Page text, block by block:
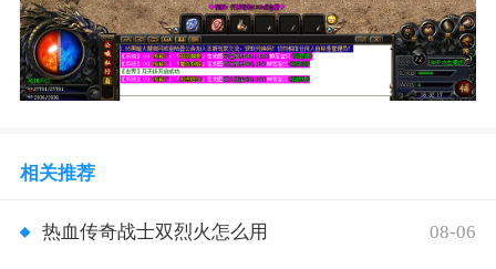
相关推荐
热血传奇战士双烈火怎么用 08-06